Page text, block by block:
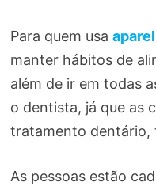
Para quem usa
manter hábitos de
além de ir em todas
o dentista, já que as
tratamento dentário,
As pessoas estão